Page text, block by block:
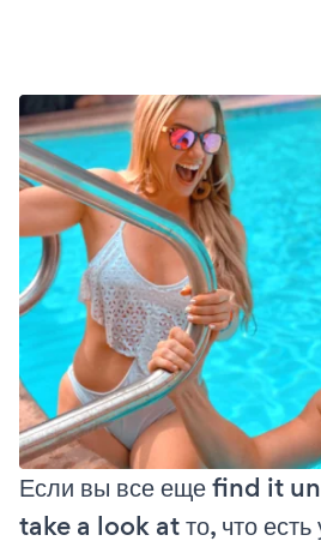
Если вы все еще find it
take a look at то, что